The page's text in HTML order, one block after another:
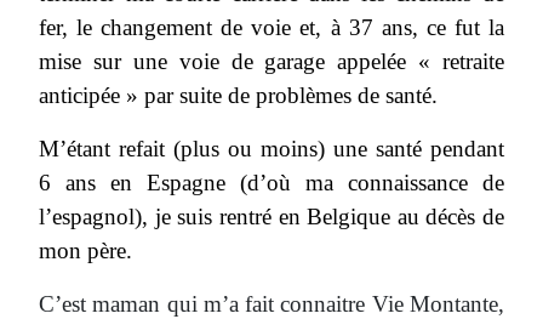
fer, le changement de voie et, à 37 ans, ce fut la
mise sur une voie de garage appelée « retraite
anticipée » par suite de problèmes de santé.
M’étant refait (plus ou moins) une santé pendant
6 ans en Espagne (d’où ma connaissance de
l’espagnol), je suis rentré en Belgique au décès de
mon père.
C’est maman qui m’a fait connaitre Vie Montante,